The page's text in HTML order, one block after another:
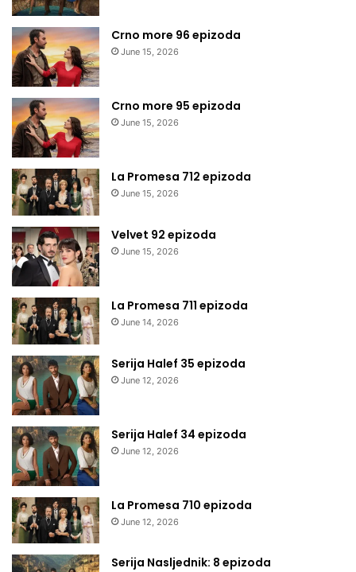
Crno more 96 epizoda
June 15, 2026
Crno more 95 epizoda
June 15, 2026
La Promesa 712 epizoda
June 15, 2026
Velvet 92 epizoda
June 15, 2026
La Promesa 711 epizoda
June 14, 2026
Serija Halef 35 epizoda
June 12, 2026
Serija Halef 34 epizoda
June 12, 2026
La Promesa 710 epizoda
June 12, 2026
Serija Nasljednik: 8 epizoda